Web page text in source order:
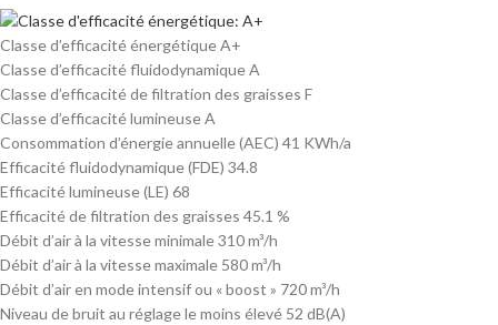
Classe d’efficacité énergétique A+
Classe d’efficacité fluidodynamique A
Classe d’efficacité de filtration des graisses F
Classe d’efficacité lumineuse A
Consommation d’énergie annuelle (AEC) 41 KWh/a
Efficacité fluidodynamique (FDE) 34.8
Efficacité lumineuse (LE) 68
Efficacité de filtration des graisses 45.1 %
Débit d’air à la vitesse minimale 310 m³/h
Débit d’air à la vitesse maximale 580 m³/h
Débit d’air en mode intensif ou « boost » 720 m³/h
Niveau de bruit au réglage le moins élevé 52 dB(A)